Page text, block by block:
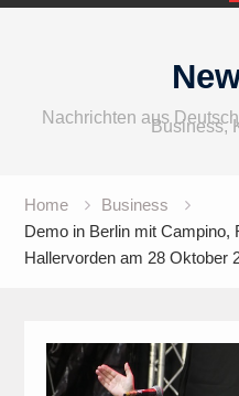
Nachrichten ausBusiness,
Home
Business
Demo in Berlin mit Campino,
Hallervorden am 28 Oktober